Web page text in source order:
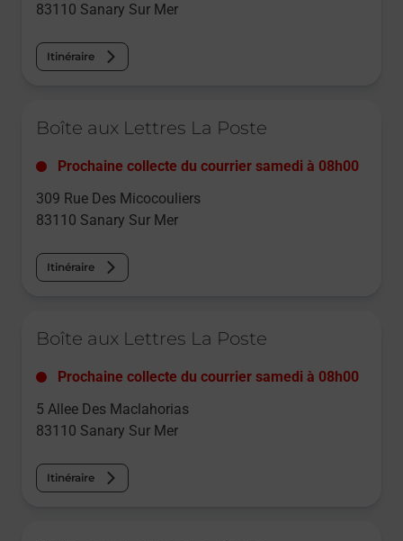
83110 Sanary Sur Mer
Itinéraire
Boîte aux Lettres La Poste
Prochaine collecte du courrier samedi à 08h00
309 Rue Des Micocouliers
83110 Sanary Sur Mer
Itinéraire
Boîte aux Lettres La Poste
Prochaine collecte du courrier samedi à 08h00
5 Allee Des Maclahorias
83110 Sanary Sur Mer
Itinéraire